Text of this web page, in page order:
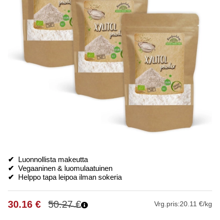
✔ Luonnollista makeutta
✔ Vegaaninen & luomulaatuinen
✔ Helppo tapa leipoa ilman sokeria
50.27€
30.16 € Vrg.pris:20.11 €/kg